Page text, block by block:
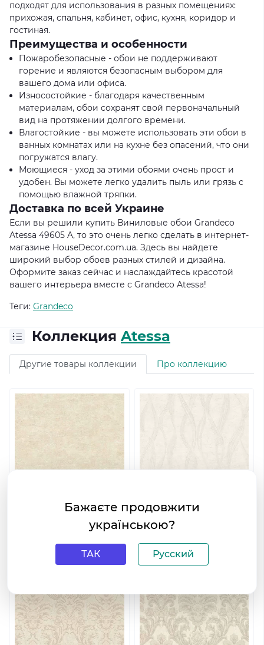
подходят для использования в разных помещениях:
прихожая, спальня, кабинет, офис, кухня, коридор и
гостиная.
Преимущества и особенности
Пожаробезопасные - обои не поддерживают
горение и являются безопасным выбором для
вашего дома или офиса.
Износостойкие - благодаря качественным
материалам, обои сохранят свой первоначальный
вид на протяжении долгого времени.
Влагостойкие - вы можете использовать эти обои в
ванных комнатах или на кухне без опасений, что они
погружатся влагу.
Моющиеся - уход за этими обоями очень прост и
удобен. Вы можете легко удалить пыль или грязь с
помощью влажной тряпки.
Доставка по всей Украине
Если вы решили купить Виниловые обои Grandeco
Atessa 49605 A, то это очень легко сделать в интернет-
магазине HouseDecor.com.ua. Здесь вы найдете
широкий выбор обоев разных стилей и дизайна.
Оформите заказ сейчас и наслаждайтесь красотой
вашего интерьера вместе с Grandeco Atessa!
Теги: Grandeco
Коллекция Atessa
Другие товары коллекции Про коллекцию
флизелиновой основе
флизелиновой основе
Бажаєте продовжити
українською?
ТАК Русский